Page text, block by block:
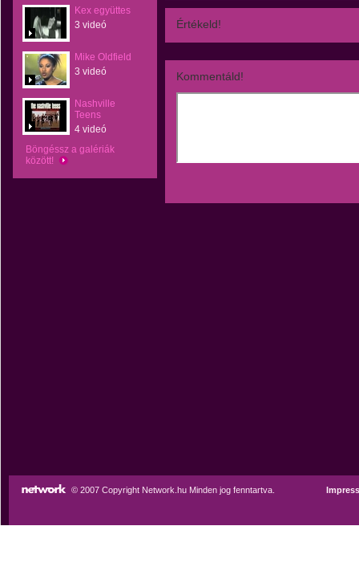
Kex együttes
3 videó
Mike Oldfield
3 videó
Nashville
Teens
4 videó
Böngéssz a galériák
között!
Értékeld!
Kommentáld!
© 2007 Copyright Network.hu Minden jog fenntartva.